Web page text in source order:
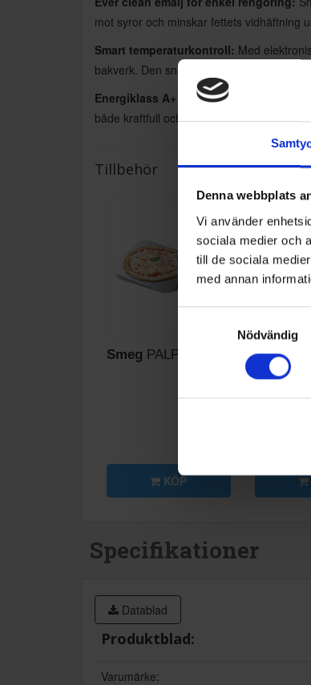
Denna webbplats
Vi använder
sociala medier och
till de sociala
med annan
Nödvändig
mot syror och minskar fettets vidhäftning
Smart temperaturkontroll: Med
bakverk. Den snabba
Energiklass A+ och 70 liter kapacitet:
både kraftfull och energieffektiv, med låg
Tillbehör
Smeg PALPZ
KÖP
Smeg
Ugn GTP
Specifikationer
Datablad
Produktblad:
Varumärke: